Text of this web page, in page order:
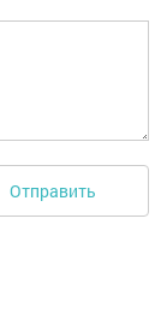
Отправить